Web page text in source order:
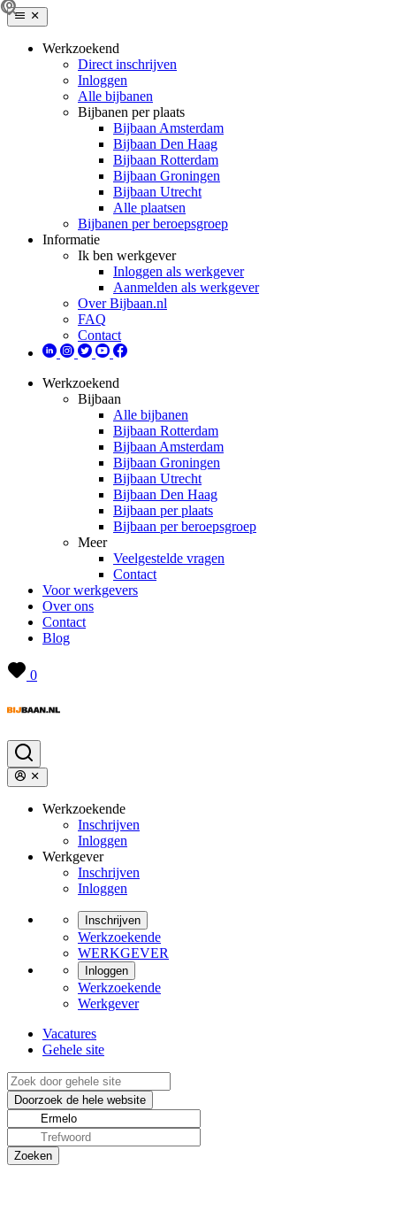
Werkzoekend
Direct inschrijven
Inloggen
Alle bijbanen
Bijbanen per plaats
Bijbaan Amsterdam
Bijbaan Den Haag
Bijbaan Rotterdam
Bijbaan Groningen
Bijbaan Utrecht
Alle plaatsen
Bijbanen per beroepsgroep
Informatie
Ik ben werkgever
Inloggen als werkgever
Aanmelden als werkgever
Over Bijbaan.nl
FAQ
Contact
Werkzoekend
Bijbaan
Alle bijbanen
Bijbaan Rotterdam
Bijbaan Amsterdam
Bijbaan Groningen
Bijbaan Utrecht
Bijbaan Den Haag
Bijbaan per plaats
Bijbaan per beroepsgroep
Meer
Veelgestelde vragen
Contact
Voor werkgevers
Over ons
Contact
Blog
0
Werkzoekende
Inschrijven
Inloggen
Werkgever
Inschrijven
Inloggen
Inschrijven
Werkzoekende
WERKGEVER
Inloggen
Werkzoekende
Werkgever
Vacatures
Gehele site